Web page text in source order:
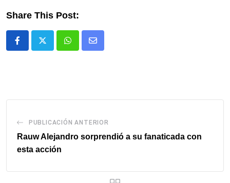
Share This Post:
WhatsappComparte
PUBLICACIÓN ANTERIOR
Rauw Alejandro sorprendió a su fanaticada con
esta acción